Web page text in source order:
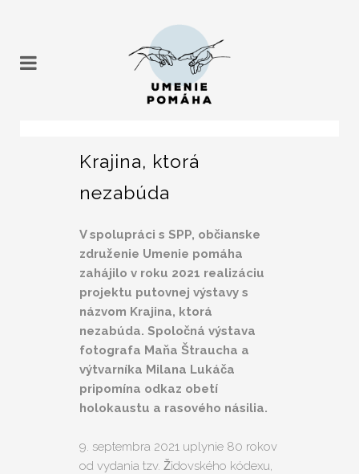
Krajina, ktorá
nezabúda
V spolupráci s SPP, občianske
združenie Umenie pomáha
zahájilo v roku 2021 realizáciu
projektu putovnej výstavy s
názvom Krajina, ktorá
nezabúda. Spoločná výstava
fotografa Maňa Štraucha a
výtvarníka Milana Lukáča
pripomína odkaz obetí
holokaustu a rasového násilia.
9. septembra 2021 uplynie 80 rokov
od vydania tzv. Židovského kódexu,